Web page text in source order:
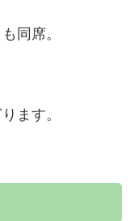
同席。
ます。